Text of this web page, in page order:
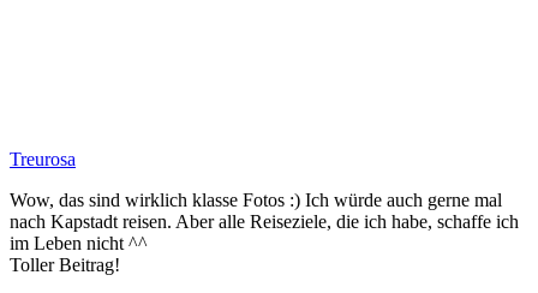
Treurosa
Wow, das sind wirklich klasse Fotos :) Ich würde auch gerne mal
nach Kapstadt reisen. Aber alle Reiseziele, die ich habe, schaffe ich
im Leben nicht ^^
Toller Beitrag!